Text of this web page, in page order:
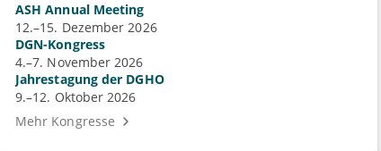
ASH Annual Meeting
12.–15. Dezember 2026
DGN-Kongress
4.–7. November 2026
Jahrestagung der DGHO
9.–12. Oktober 2026
Mehr Kongresse